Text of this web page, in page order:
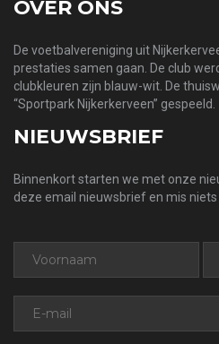
OVER ONS
De voetbalvereniging uit
prestaties samen gaan. De club
clubkleuren zijn blauw-wit. De
“Sportpark Nijkerkerveen” gespeeld.
NIEUWSBRIEF
Binnenkort starten we met onze
deze email nieuwsbrief en mis